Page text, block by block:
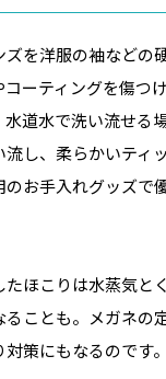
ズを洋服の袖などの
ーティングを傷つ
水道水で洗い流せる
し、柔らかいティ
のお手入れグッズで
たほこりは水蒸気と
ることも。メガネの
策にもなるのです。